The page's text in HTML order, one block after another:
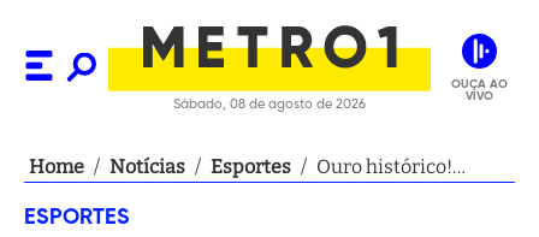
Sábado, 08 de agosto de 2026
OUÇA AO
VIVO
Home / Notícias / Esportes / Ouro histórico!
ESPORTES